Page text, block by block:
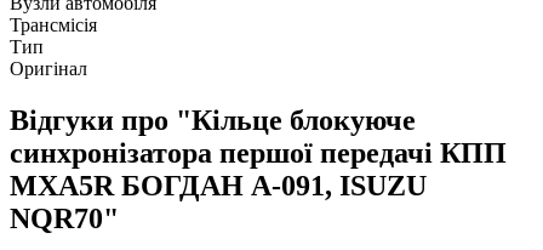
Трансмісія
Тип
Оригінал
Відгуки про "Кільце блокуюче
синхронізатора першої передачі КПП
MXA5R БОГДАН А-091, ISUZU
NQR70"